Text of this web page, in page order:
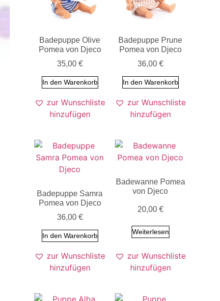
Badepuppe Olive
Pomea von Djeco
35,00 €
In den Warenkorb
zur Wunschliste
hinzufügen
Badepuppe Prune
Pomea von Djeco
36,00 €
In den Warenkorb
zur Wunschliste
hinzufügen
Badepuppe Samra
Pomea von Djeco
36,00 €
In den Warenkorb
zur Wunschliste
hinzufügen
Badewanne Pomea
von Djeco
20,00 €
Weiterlesen
zur Wunschliste
hinzufügen